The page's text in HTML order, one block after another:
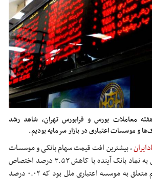
معاملات بورس و فرابورس تهران، شاهد رشد
و موسسات اعتباری در بازار سرمایه بودیم.
، بیشترین افت قیمت سهام بانکی و موسسات
اعتباری حاضر درفرابورس به نماد بانک آینده با کاهش ۳.۵۳ درصد اختصاص
یافت و کمترین ریزش هم متعلق به موسسه اعتباری ملل بود که ۰.۰۲ درصد